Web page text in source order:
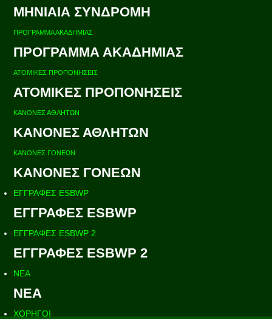
ΜΗΝΙΑΙΑ ΣΥΝΔΡΟΜΗ
ΠΡΟΓΡΑΜΜΑ ΑΚΑΔΗΜΙΑΣ
ΠΡΟΓΡΑΜΜΑ ΑΚΑΔΗΜΙΑΣ
ΑΤΟΜΙΚΕΣ ΠΡΟΠΟΝΗΣΕΙΣ
ΑΤΟΜΙΚΕΣ ΠΡΟΠΟΝΗΣΕΙΣ
ΚΑΝΟΝΕΣ ΑΘΛΗΤΩΝ
ΚΑΝΟΝΕΣ ΑΘΛΗΤΩΝ
ΚΑΝΟΝΕΣ ΓΟΝΕΩΝ
ΚΑΝΟΝΕΣ ΓΟΝΕΩΝ
ΕΓΓΡΑΦΕΣ ESBWP
ΕΓΓΡΑΦΕΣ ESBWP
ΕΓΓΡΑΦΕΣ ESBWP 2
ΕΓΓΡΑΦΕΣ ESBWP 2
ΝΕΑ
ΝΕΑ
ΧΟΡΗΓΟΙ